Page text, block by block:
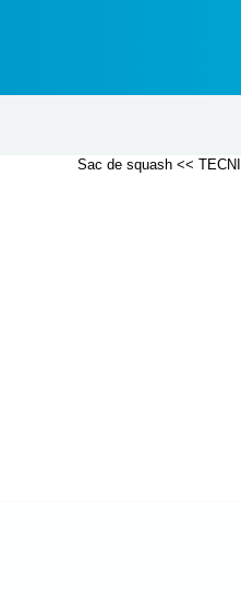
Sac de squash <<